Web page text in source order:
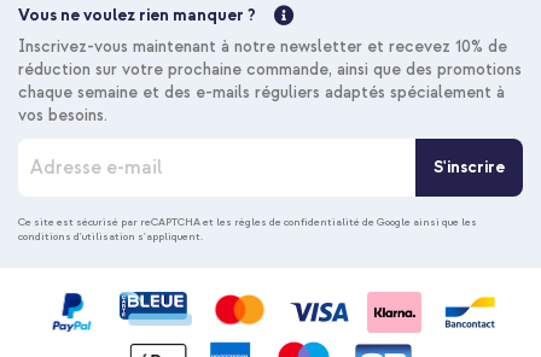
Vous ne voulez rien manquer ?
Inscrivez-vous maintenant à notre newsletter et recevez 10% de
réduction sur votre prochaine commande, ainsi que des promotions
chaque semaine et des e-mails réguliers adaptés spécialement à
vos besoins.
c
r
S'inscrire
Ce site est sécurisé par reCAPTCHA et les règles de confidentialité de Google ainsi que les
conditions d'utilisation s'appliquent.